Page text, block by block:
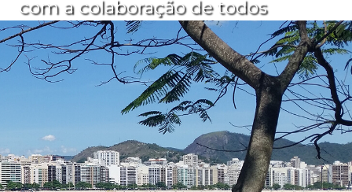
com a colaboração de todos